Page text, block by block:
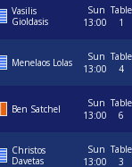
Vasilis
Gioldasis
Sun
13:00
Table
1
Menelaos Lolas
Sun
13:00
Table
4
Ben Satchel
Sun
13:00
Table
6
Christos
Davetas
Sun
13:00
Table
3